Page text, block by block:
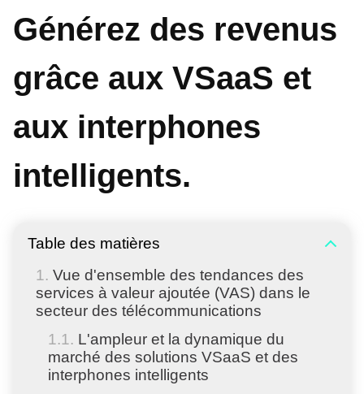
Générez des revenus
grâce aux VSaaS et
aux interphones
intelligents.
Table des matières
Vue d'ensemble des tendances des
services à valeur ajoutée (VAS) dans le
secteur des télécommunications
L'ampleur et la dynamique du
marché des solutions VSaaS et des
interphones intelligents